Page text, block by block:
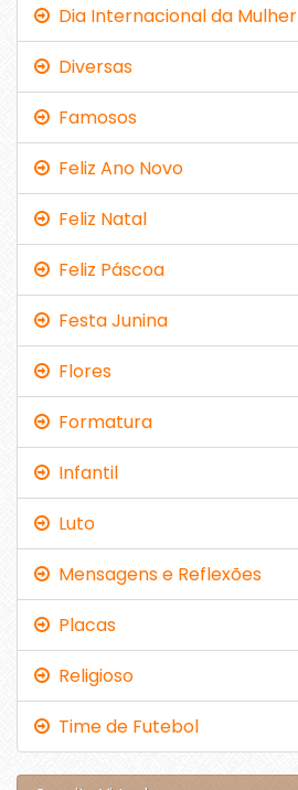
Dia Internacional da Mulher
Diversas
Famosos
Feliz Ano Novo
Feliz Natal
Feliz Páscoa
Festa Junina
Flores
Formatura
Infantil
Luto
Mensagens e Reflexões
Placas
Religioso
Time de Futebol